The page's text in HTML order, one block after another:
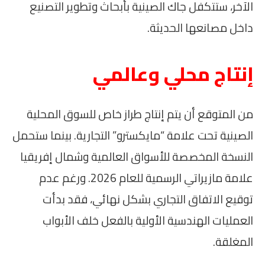
الآخر، ستتكفل جاك الصينية بأبحاث وتطوير التصنيع
داخل مصانعها الحديثة.
إنتاج محلي وعالمي
من المتوقع أن يتم إنتاج طراز خاص للسوق المحلية
الصينية تحت علامة “مايكسترو” التجارية. بينما ستحمل
النسخة المخصصة للأسواق العالمية وشمال إفريقيا
علامة مازيراتي الرسمية للعام 2026. ورغم عدم
توقيع الاتفاق التجاري بشكل نهائي، فقد بدأت
العمليات الهندسية الأولية بالفعل خلف الأبواب
المغلقة.